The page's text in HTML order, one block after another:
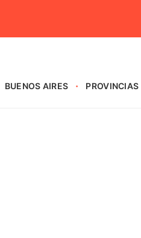
BUENOS AIRES PROVINCIAS